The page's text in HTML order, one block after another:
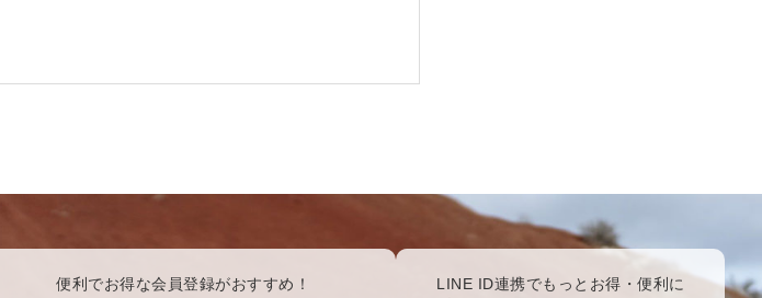
便利でお得な会員登録がおすすめ！ LINE ID連携でもっとお得・便利に